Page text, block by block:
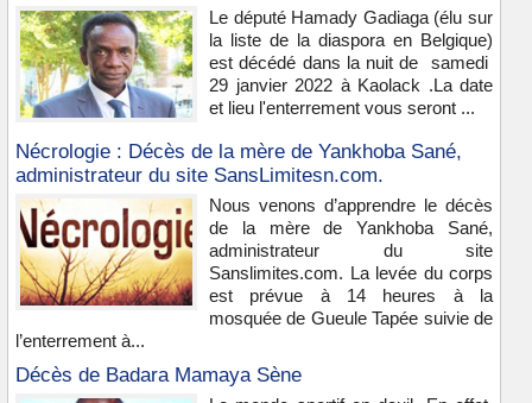
Le député Hamady Gadiaga (élu sur
la liste de la diaspora en Belgique)
est décédé dans la nuit de samedi
29 janvier 2022 à Kaolack .La date
et lieu l'enterrement vous seront ...
Nécrologie : Décès de la mère de Yankhoba Sané,
administrateur du site SansLimitesn.com.
Nous venons d’apprendre le décès
de la mère de Yankhoba Sané,
administrateur du site
Sanslimites.com. La levée du corps
est prévue à 14 heures à la
mosquée de Gueule Tapée suivie de
l’enterrement à...
Décès de Badara Mamaya Sène